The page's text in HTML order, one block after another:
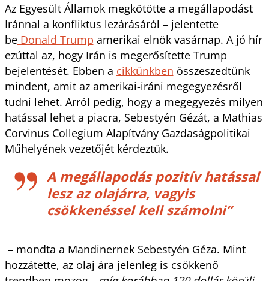
Az Egyesült Államok megkötötte a megállapodást
Iránnal a konfliktus lezárásáról – jelentette
beDonald Trump amerikai elnök vasárnap. A jó hír
ezúttal az, hogy Irán is megerősítette Trump
bejelentését. Ebben a cikkünkben összeszedtünk
mindent, amit az amerikai-iráni megegyezésről
tudni lehet. Arról pedig, hogy a megegyezés milyen
hatással lehet a piacra, Sebestyén Gézát, a Mathias
Corvinus Collegium Alapítvány Gazdaságpolitikai
Műhelyének vezetőjét kérdeztük.
A megállapodás pozitív hatással
lesz az olajárra, vagyis
csökkenéssel kell számolni”
– mondta a Mandinernek Sebestyén Géza. Mint
hozzátette, az olaj ára jelenleg is csökkenő